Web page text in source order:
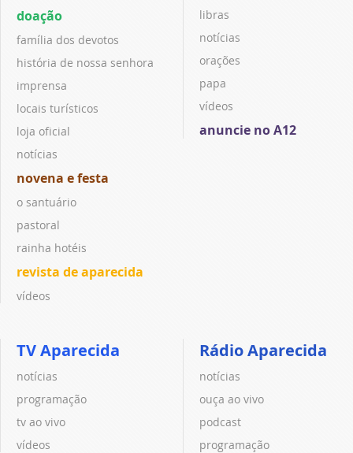
doação
família dos devotos
história de nossa senhora
imprensa
locais turísticos
loja oficial
notícias
novena e festa
o santuário
pastoral
rainha hotéis
revista de aparecida
vídeos
libras
notícias
orações
papa
vídeos
anuncie no A12
TV Aparecida
notícias
programação
tv ao vivo
vídeos
Rádio Aparecida
notícias
ouça ao vivo
podcast
programação